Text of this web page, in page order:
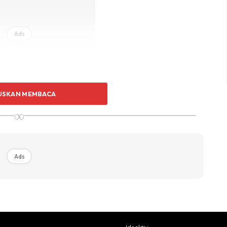
Ads
dalam rantau Asia Pasifik oleh Herbalife mendapati,
pada waktu pagi.
MEMBACA
∞
Ads